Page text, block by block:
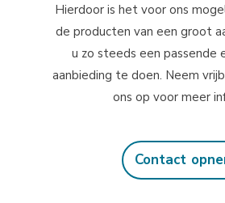
Hierdoor is het voor ons
de producten van een groot
u zo steeds een passende
aanbieding te doen. Neem
ons op voor meer
Contact